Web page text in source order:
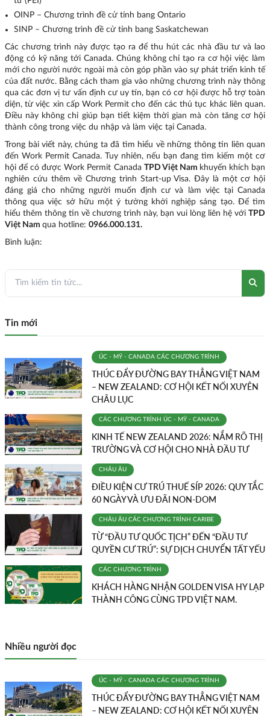
OINP – Chương trình đề cử tỉnh bang Ontario
SINP – Chương trình đề cử tỉnh bang Saskatchewan
Các chương trình này được tạo ra để thu hút các nhà đầu tư và lao
động có kỹ năng tới Canada. Chúng không chỉ tạo ra cơ hội việc làm
mới cho người nước ngoài mà còn góp phần vào sự phát triển kinh tế
của đất nước. Bằng cách tham gia vào những chương trình này thông
qua các đơn vị tư vấn định cư uy tín, bạn có cơ hội được hỗ trợ toàn
diện, từ việc xin cấp Work Permit cho đến các thủ tục khác liên quan.
Điều này không chỉ giúp bạn tiết kiệm thời gian mà còn tăng cơ hội
thành công trong việc du nhập và làm việc tại Canada.
Trong bài viết này, chúng ta đã tìm hiểu về những thông tin liên quan
đến Work Permit Canada. Tuy nhiên, nếu bạn đang tìm kiếm một cơ
hội để có được Work Permit Canada TPD Việt Nam khuyến khích bạn
nghiên cứu thêm về Chương trình Start-up Visa. Đây là một cơ hội
đáng giá cho những người muốn định cư và làm việc tại Canada
thông qua việc sở hữu một ý tưởng khởi nghiệp sáng tạo. Để tìm
hiểu thêm thông tin về chương trình này, bạn vui lòng liên hệ với TPD
Việt Nam qua hotline: 0966.000.131.
Bình luận:
Tin mới
ÚC - MỸ - CANADA CÁC CHƯƠNG TRÌNH
THÚC ĐẨY ĐƯỜNG BAY THẲNG VIỆT NAM
– NEW ZEALAND: CƠ HỘI KẾT NỐI XUYÊN
CHÂU LỤC
CÁC CHƯƠNG TRÌNH ÚC - MỸ - CANADA
KINH TẾ NEW ZEALAND 2026: NẮM RÕ THỊ
TRƯỜNG VÀ CƠ HỘI CHO NHÀ ĐẦU TƯ
CHÂU ÂU
ĐIỀU KIỆN CƯ TRÚ THUẾ SÍP 2026: QUY TẮC
60 NGÀY VÀ ƯU ĐÃI NON-DOM
CHÂU ÂU CÁC CHƯƠNG TRÌNH CARIBE
TỪ “ĐẦU TƯ QUỐC TỊCH” ĐẾN “ĐẦU TƯ
QUYỀN CƯ TRÚ”: SỰ DỊCH CHUYỂN TẤT YẾU
CÁC CHƯƠNG TRÌNH
KHÁCH HÀNG NHẬN GOLDEN VISA HY LẠP
THÀNH CÔNG CÙNG TPD VIỆT NAM.
Nhiều người đọc
ÚC - MỸ - CANADA CÁC CHƯƠNG TRÌNH
THÚC ĐẨY ĐƯỜNG BAY THẲNG VIỆT NAM
– NEW ZEALAND: CƠ HỘI KẾT NỐI XUYÊN